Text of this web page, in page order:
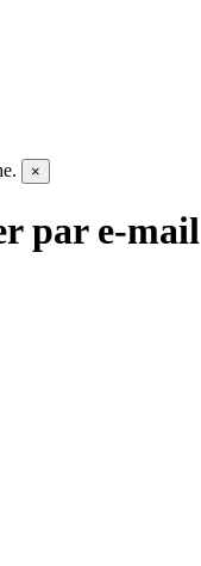
×
par e-mail